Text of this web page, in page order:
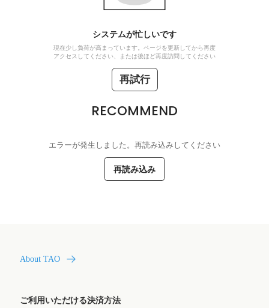
システムが忙しいです
現在少し負荷が高まっています。ページを更新してから再度
アクセスしてください、または後ほど再度訪問してください
再試行
RECOMMEND
エラーが発生しました。再読み込みしてください
再読み込み
About TAO
ご利用いただける決済方法